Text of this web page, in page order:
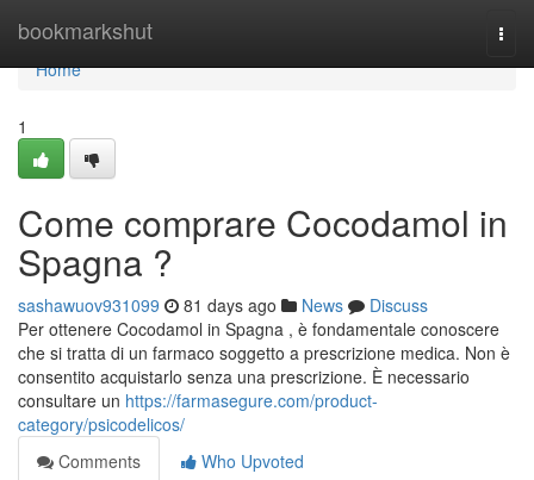
bookmarkshut
Home
Home
1
Come comprare Cocodamol in
Spagna ?
sashawuov931099 81 days ago News
Discuss
Per ottenere Cocodamol in Spagna , è fondamentale conoscere
che si tratta di un farmaco soggetto a prescrizione medica. Non è
consentito acquistarlo senza una prescrizione. È necessario
consultare un https://farmasegure.com/product-
category/psicodelicos/
Comments
Who Upvoted